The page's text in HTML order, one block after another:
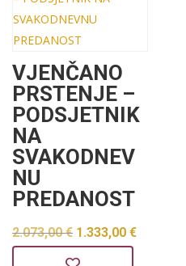
Trenutna
cijena
1.783,00 €.
VJENČANO
PRSTENJE –
PODSJETNIK
NA
SVAKODNEV
NU
PREDANOST
2.073,00€ Izvorna
cijena
1.333,00€